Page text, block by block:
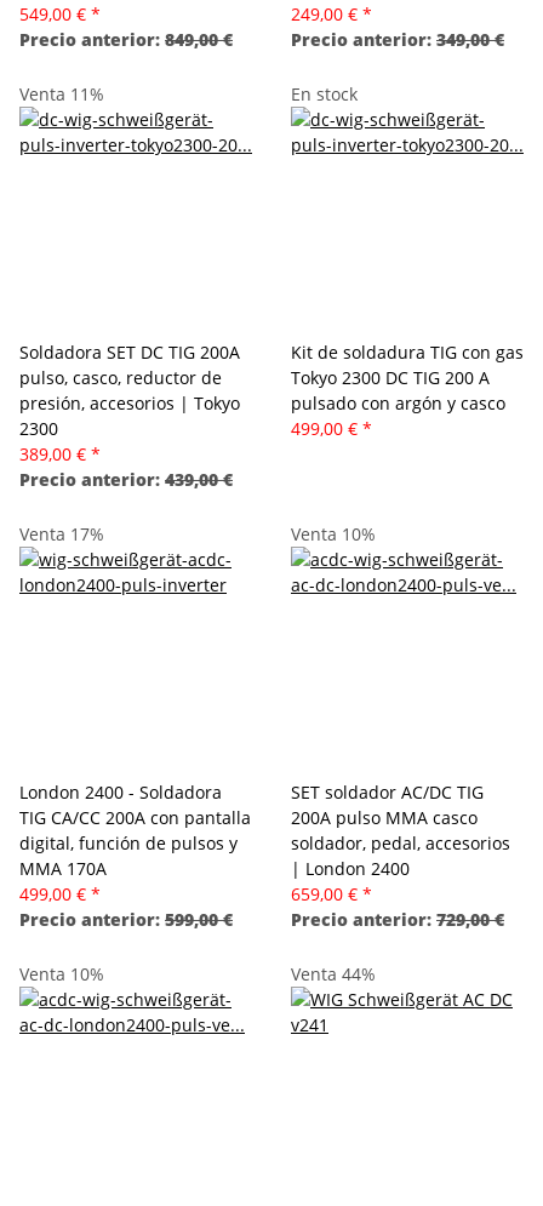
549,00 € *
Precio anterior: 849,00 €
249,00 € *
Precio anterior: 349,00 €
Venta 11%
Soldadora SET DC TIG 200A
pulso, casco, reductor de
presión, accesorios | Tokyo
2300
389,00 € *
Precio anterior: 439,00 €
En stock
Kit de soldadura TIG con gas
Tokyo 2300 DC TIG 200 A
pulsado con argón y casco
499,00 € *
Venta 17%
London 2400 - Soldadora
TIG CA/CC 200A con pantalla
digital, función de pulsos y
MMA 170A
499,00 € *
Precio anterior: 599,00 €
Venta 10%
SET soldador AC/DC TIG
200A pulso MMA casco
soldador, pedal, accesorios
| London 2400
659,00 € *
Precio anterior: 729,00 €
Venta 10% Venta 44%